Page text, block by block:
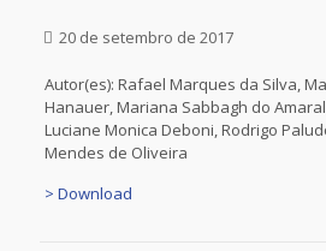
20 de setembro de 2017
Autor(es): Rafael Marques da Silva,
Hanauer, Mariana Sabbagh do
Luciane Monica Deboni, Rodrigo
Mendes de Oliveira
> Download